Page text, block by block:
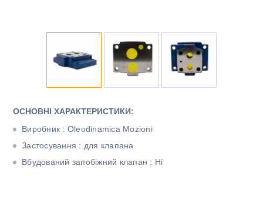
ОСНОВНІ ХАРАКТЕРИСТИКИ:
Виробник : Oleodinamica Mozioni
Застосування : для клапана
Вбудований запобіжний клапан : Ні